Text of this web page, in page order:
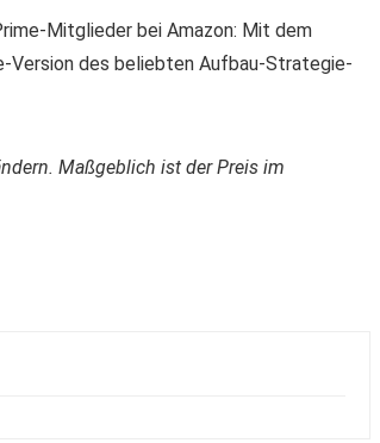
Mitglieder bei Amazon: Mit dem
Version des beliebten Aufbau-Strategie-
Maßgeblich ist der Preis im